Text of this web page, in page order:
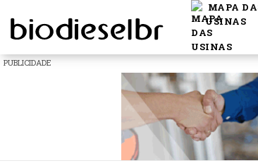
MAPA
USINAS
PUBLICIDADE